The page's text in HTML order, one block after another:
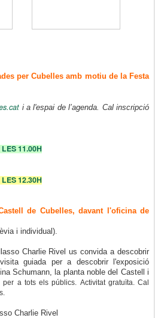
per Cubelles amb motiu de la Festa
i a l'espai de l’agenda. Cal inscripció
11.00H
12.30H
de Cubelles, davant l'oficina de
i individual).
Charlie Rivel us convida a descobrir
guiada per a descobrir l'exposició
Schumann, la planta noble del Castell i
per a tots els públics. Activitat gratuïta. Cal
Charlie Rivel